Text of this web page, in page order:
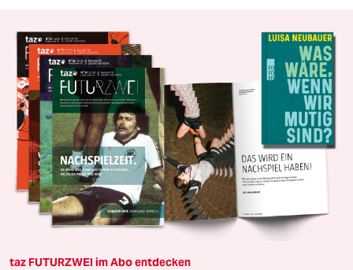
taz FUTURZWEI im Abo entdecken